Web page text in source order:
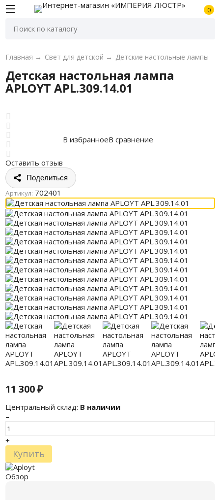
0
Главная → Свет для детской → Детские настольные лампы
Детская настольная лампа
APLOYT APL.309.14.01
Оставить отзыв
В избранноеВ сравнение
Поделиться
Артикул: 702401
11 300₽
Центральный склад: В наличии
–
+
Купить
Обзор